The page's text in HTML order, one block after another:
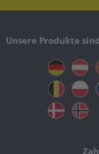
Unsere Produkte